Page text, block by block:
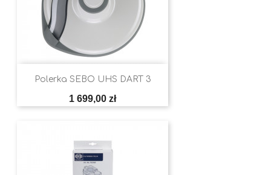
Polerka SEBO UHS DART 3
Cena
1 699,00 zł